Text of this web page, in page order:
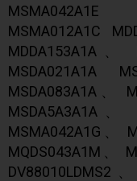
MSMA042A1E
MSMA012A1C
MDDA153A1A、
MSDA021A1A
MSDA083A1A、
MSDA5A3A1A、
MSMA042A1G、
MQDS043A1M、
DV88010LDMS2